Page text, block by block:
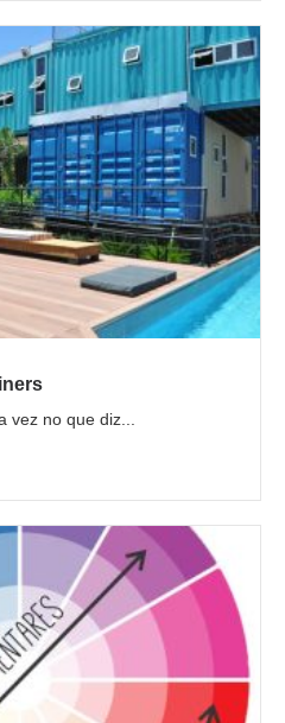
vez no que diz...